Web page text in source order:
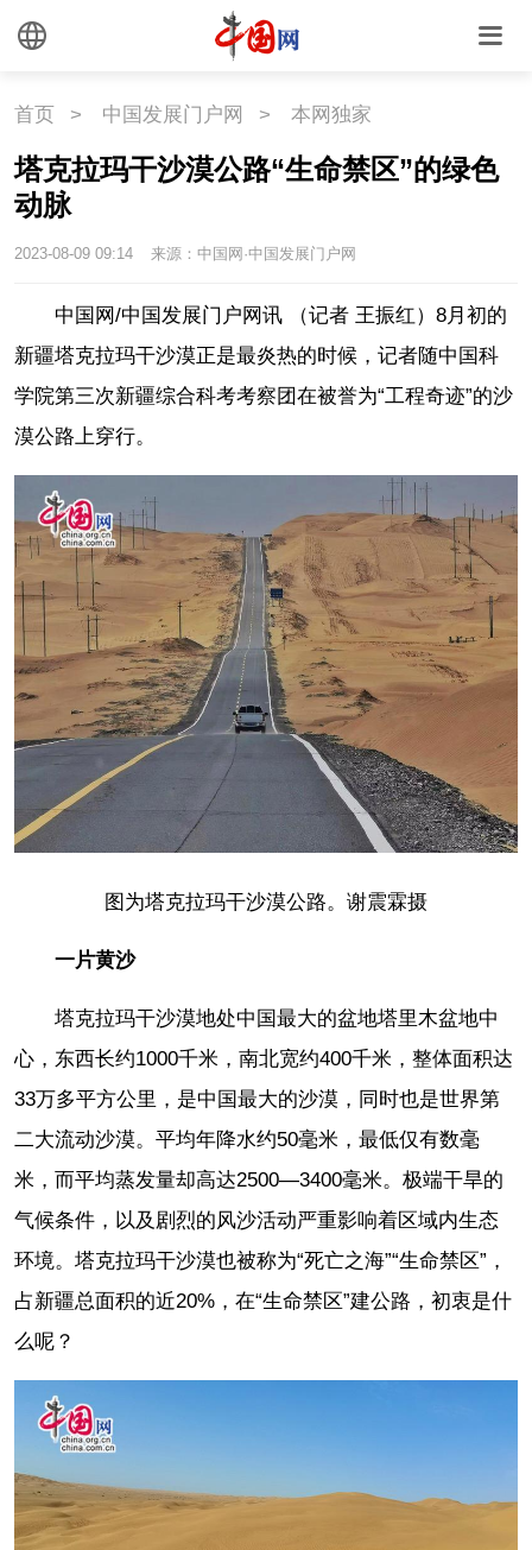
首页 > 中国发展门户网 > 本网独家
塔克拉玛干沙漠公路“生命禁区”的绿色
动脉
2023-08-09 09:14 来源：中国网·中国发展门户网
中国网/中国发展门户网讯 （记者 王振红）8月初的
新疆塔克拉玛干沙漠正是最炎热的时候，记者随中国科
学院第三次新疆综合科考考察团在被誉为“工程奇迹”的沙
漠公路上穿行。
图为塔克拉玛干沙漠公路。谢震霖摄
一片黄沙
塔克拉玛干沙漠地处中国最大的盆地塔里木盆地中
心，东西长约1000千米，南北宽约400千米，整体面积达
33万多平方公里，是中国最大的沙漠，同时也是世界第
二大流动沙漠。平均年降水约50毫米，最低仅有数毫
米，而平均蒸发量却高达2500—3400毫米。极端干旱的
气候条件，以及剧烈的风沙活动严重影响着区域内生态
环境。塔克拉玛干沙漠也被称为“死亡之海”“生命禁区”，
占新疆总面积的近20%，在“生命禁区”建公路，初衷是什
么呢？